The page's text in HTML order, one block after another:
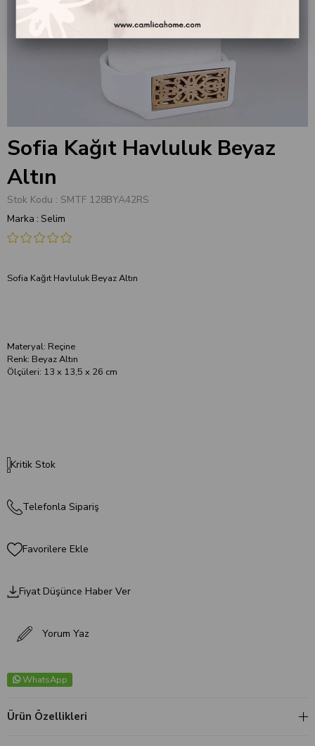
Sofia Kağıt Havluluk Beyaz
Altın
Stok Kodu
SMTF 128BYA42RS
Marka : Selim
Sofia Kağıt Havluluk Beyaz Altın
Materyal: Reçine
Renk: Beyaz Altın
Ölçüleri: 13 x 13,5 x 26 cm
Kritik Stok
Telefonla Sipariş
Favorilere Ekle
Fiyat Düşünce Haber Ver
Yorum Yaz
WhatsApp
Ürün Özellikleri